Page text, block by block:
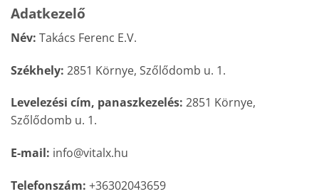
Adatkezelő
Név: Takács Ferenc E.V.
Székhely: 2851 Környe, Szőlődomb u. 1.
Levelezési cím, panaszkezelés: 2851 Környe,
Szőlődomb u. 1.
E-mail: info@vitalx.hu
Telefonszám: +36302043659